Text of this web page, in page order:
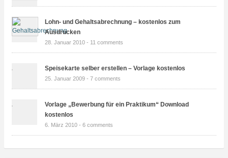
Lohn- und Gehaltsabrechnung – kostenlos zum
Ausdrucken
28. Januar 2010 - 11 comments
Speisekarte selber erstellen – Vorlage kostenlos
25. Januar 2009 - 7 comments
Vorlage „Bewerbung für ein Praktikum“ Download
kostenlos
6. März 2010 - 6 comments